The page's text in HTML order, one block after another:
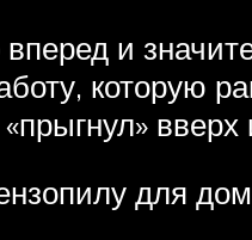
и
которую
для